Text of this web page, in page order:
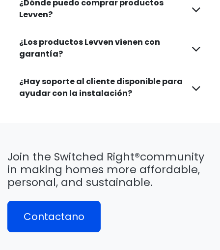
¿Dónde puedo comprar productos
Levven?
¿Los productos Levven vienen con
garantía?
¿Hay soporte al cliente disponible para
ayudar con la instalación?​
Join the Switched Right®community
in making homes more affordable,
personal, and sustainable.
Contactano